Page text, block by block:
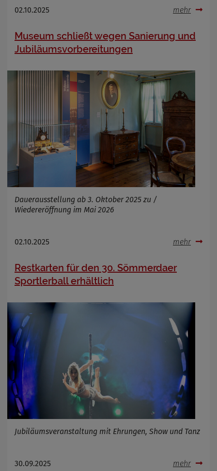
02.10.2025 mehr
Museum schließt wegen Sanierung und
Jubiläumsvorbereitungen
Dauerausstellung ab 3. Oktober 2025 zu /
Wiedereröffnung im Mai 2026
02.10.2025 mehr
Restkarten für den 30. Sömmerdaer
Sportlerball erhältlich
Jubiläumsveranstaltung mit Ehrungen, Show und Tanz
30.09.2025 mehr